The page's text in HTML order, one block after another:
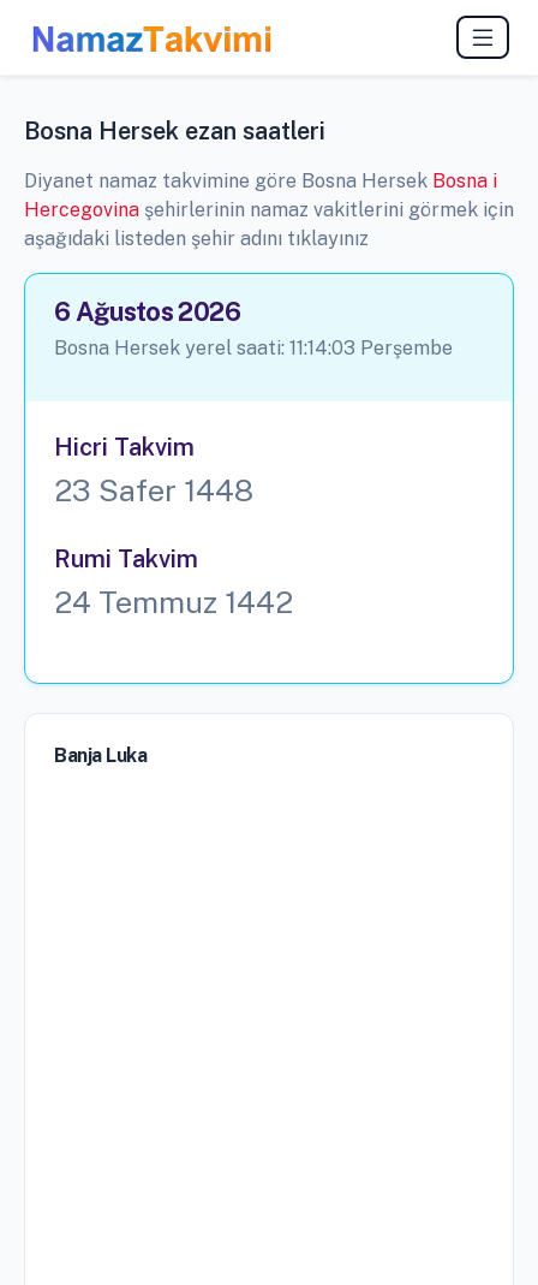
Bosna Hersek ezan saatleri
Diyanet namaz takvimine göre Bosna Hersek Bosna i
Hercegovina şehirlerinin namaz vakitlerini görmek için
aşağıdaki listeden şehir adını tıklayınız
6 Ağustos 2026
Bosna Hersek yerel saati: 11:14:04 Perşembe
Hicri Takvim
23 Safer 1448
Rumi Takvim
24 Temmuz 1442
Banja Luka